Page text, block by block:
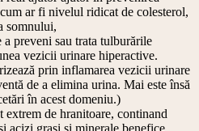
ar fi nivelul ridicat de colesterol,
somnului,
a preveni sau trata tulburările
vezicii urinare hiperactive.
prin inflamarea vezicii urinare
de a elimina urina. Mai este însă
în acest domeniu.)
extrem de hranitoare, continand
acizi grasi si minerale benefice